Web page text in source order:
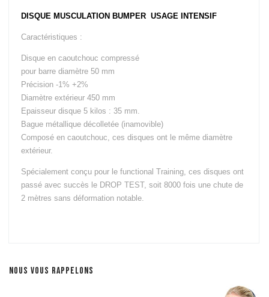
DISQUE MUSCULATION BUMPER USAGE INTENSIF
Caractéristiques :
Disque en caoutchouc compressé
pour barre diamètre 50 mm
Précision -1% +2%
Diamètre extérieur 450 mm
Epaisseur disque 5 kilos : 35 mm.
Bague métallique décolletée (inamovible)
Composé en caoutchouc, ces disques ont le même diamètre
extérieur.
Spécialement conçu pour le functional Training, ces disques ont
passé avec succès le DROP TEST, soit 8000 fois une chute de
2 mètres sans déformation notable.
NOUS VOUS RAPPELONS